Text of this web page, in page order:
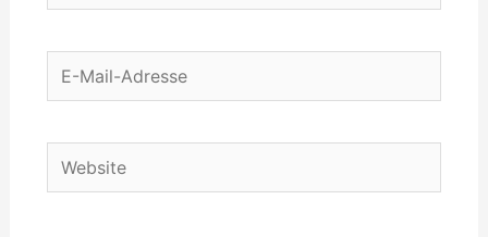
E-
Mail-
Website